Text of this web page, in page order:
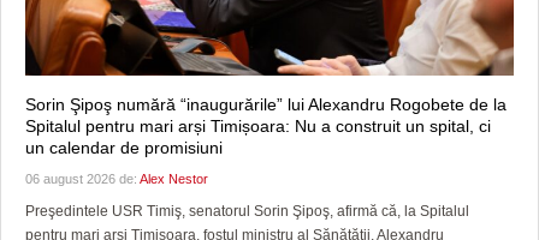
Sorin Şipoş numără “inaugurările” lui Alexandru Rogobete de la
Spitalul pentru mari arși Timișoara: Nu a construit un spital, ci
un calendar de promisiuni
06 august 2026 de: Alex Nestor
Preşedintele USR Timiş, senatorul Sorin Şipoş, afirmă că, la Spitalul
pentru mari arși Timișoara, fostul ministru al Sănătăţii, Alexandru